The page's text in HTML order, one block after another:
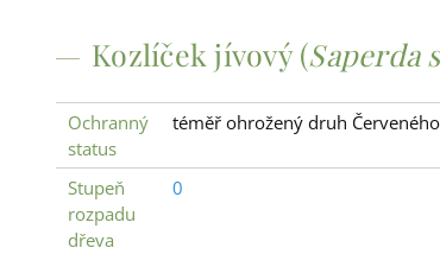
Kozlíček jívový (Saperda
Ochranný
status
téměř ohrožený druh
Stupeň
rozpadu
dřeva
0